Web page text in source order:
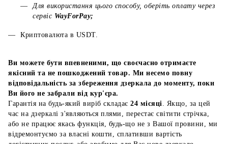
Для використання цього способу, оберіть оплату через
сервіс WayForPay;
Криптовалюта в USDT.
Ви можете бути впевненими, що своєчасно отримаєте
якісний та не пошкоджений товар. Ми несемо повну
відповідальність за збереження дзеркала до моменту, поки
Ви його не забрали від кур'єра.
Гарантія на будь-який виріб складає 24 місяці. Якщо, за цей
час на дзеркалі з'являються плями, перестає світити стрічка,
або не працює якась функція, будь-що не з Вашої провини, ми
відремонтуємо за власні кошти, сплативши вартість